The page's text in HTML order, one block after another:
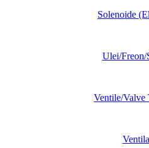
Solenoide
Ulei/
Ventile/Valve